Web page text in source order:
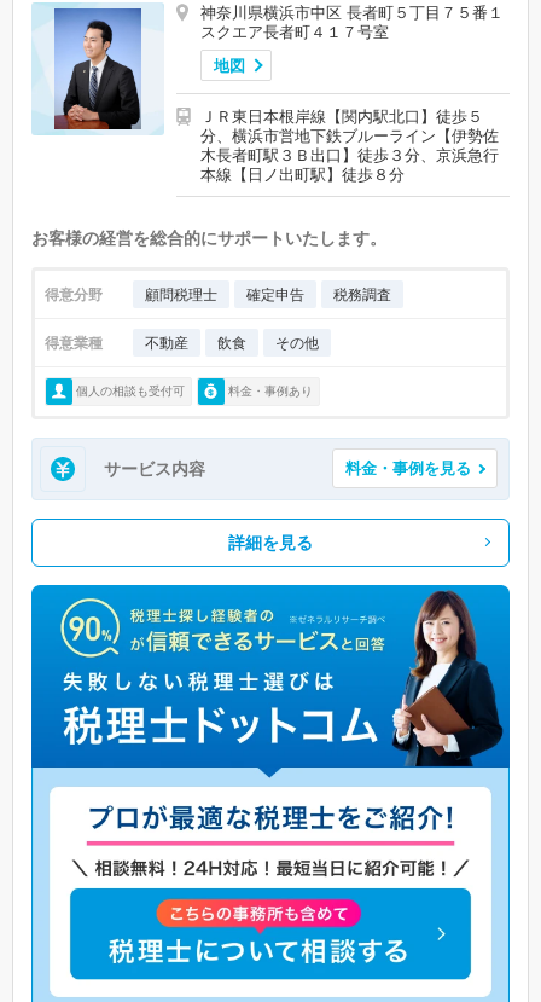
神奈川県横浜市中区 長者町５丁目７５番１
スクエア長者町４１７号室
地図
ＪＲ東日本根岸線【関内駅北口】徒歩５
分、横浜市営地下鉄ブルーライン【伊勢佐
木長者町駅３Ｂ出口】徒歩３分、京浜急行
本線【日ノ出町駅】徒歩８分
お客様の経営を総合的にサポートいたします。
得意分野 顧問税理士 確定申告 税務調査
得意業種 不動産 飲食 その他
個人の相談も受付可 料金・事例あり
サービス内容 料金・事例を見る
詳細を見る